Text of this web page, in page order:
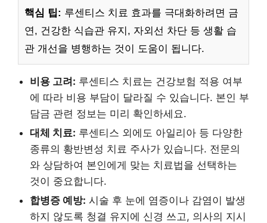
핵심 팁: 루센티스 치료 효과를 극대화하려면 금
연, 건강한 식습관 유지, 자외선 차단 등 생활 습
관 개선을 병행하는 것이 도움이 됩니다.
비용 고려: 루센티스 치료는 건강보험 적용 여부
에 따라 비용 부담이 달라질 수 있습니다. 본인 부
담금 관련 정보는 미리 확인하세요.
대체 치료: 루센티스 외에도 아일리아 등 다양한
종류의 황반변성 치료 주사가 있습니다. 전문의
와 상담하여 본인에게 맞는 치료법을 선택하는
것이 중요합니다.
합병증 예방: 시술 후 눈에 염증이나 감염이 발생
하지 않도록 청결 유지에 신경 쓰고, 의사의 지시